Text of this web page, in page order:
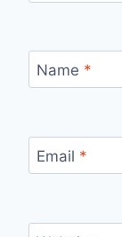
Name *
Email *